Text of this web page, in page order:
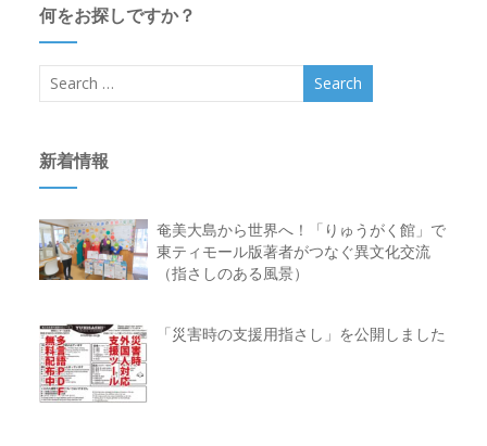
何をお探しですか？
新着情報
奄美大島から世界へ！「りゅうがく館」で
東ティモール版著者がつなぐ異文化交流
（指さしのある風景）
「災害時の支援用指さし」を公開しました